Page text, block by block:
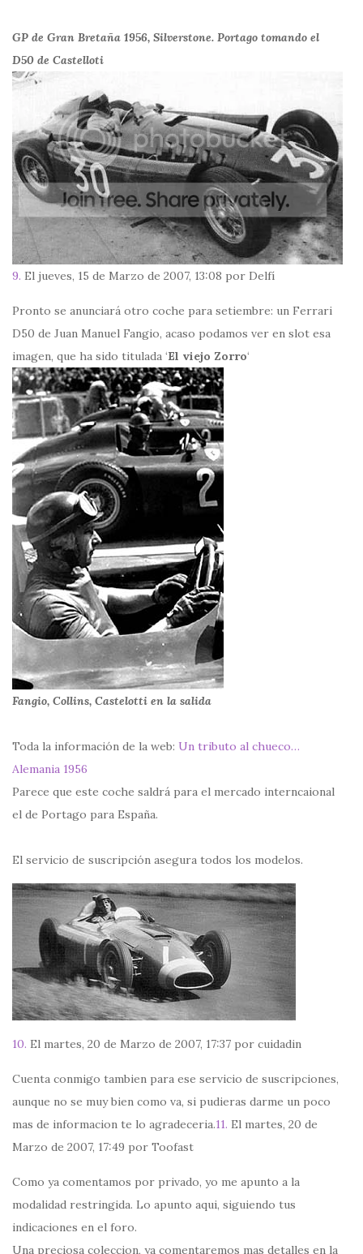
GP de Gran Bretaña 1956, Silverstone. Portago tomando el
D50 de Castelloti
9. El jueves, 15 de Marzo de 2007, 13:08 por Delfí
Pronto se anunciará otro coche para setiembre: un Ferrari
D50 de Juan Manuel Fangio, acaso podamos ver en slot esa
imagen, que ha sido titulada ‘El viejo Zorro‘
Fangio, Collins, Castelotti en la salida
Toda la información de la web: Un tributo al chueco…
Alemania 1956
Parece que este coche saldrá para el mercado interncaional
el de Portago para España.
El servicio de suscripción asegura todos los modelos.
10. El martes, 20 de Marzo de 2007, 17:37 por cuidadin
Cuenta conmigo tambien para ese servicio de suscripciones,
aunque no se muy bien como va, si pudieras darme un poco
mas de informacion te lo agradeceria.11. El martes, 20 de
Marzo de 2007, 17:49 por Toofast
Como ya comentamos por privado, yo me apunto a la
modalidad restringida. Lo apunto aqui, siguiendo tus
indicaciones en el foro.
Una preciosa coleccion, ya comentaremos mas detalles en la